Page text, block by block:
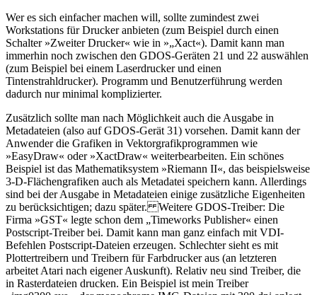
Wer es sich einfacher machen will, sollte zumindest zwei
Workstations für Drucker anbieten (zum Beispiel durch einen
Schalter »Zweiter Drucker« wie in »„Xact«). Damit kann man
immerhin noch zwischen den GDOS-Geräten 21 und 22 auswählen
(zum Beispiel bei einem Laserdrucker und einen
Tintenstrahldrucker). Programm und Benutzerführung werden
dadurch nur minimal komplizierter.
Zusätzlich sollte man nach Möglichkeit auch die Ausgabe in
Metadateien (also auf GDOS-Gerät 31) vorsehen. Damit kann der
Anwender die Grafiken in Vektorgrafikprogrammen wie
»EasyDraw« oder »XactDraw« weiterbearbeiten. Ein schönes
Beispiel ist das Mathematiksystem »Riemann II«, das beispielsweise
3-D-Flächengrafiken auch als Metadatei speichern kann. Allerdings
sind bei der Ausgabe in Metadateien einige zusätzliche Eigenheiten
zu berücksichtigen; dazu später. Weitere GDOS-Treiber: Die
Firma »GST« legte schon dem „Timeworks Publisher« einen
Postscript-Treiber bei. Damit kann man ganz einfach mit VDI-
Befehlen Postscript-Dateien erzeugen. Schlechter sieht es mit
Plottertreibern und Treibern für Farbdrucker aus (an letzteren
arbeitet Atari nach eigener Auskunft). Relativ neu sind Treiber, die
in Rasterdateien drucken. Ein Beispiel ist mein Treiber